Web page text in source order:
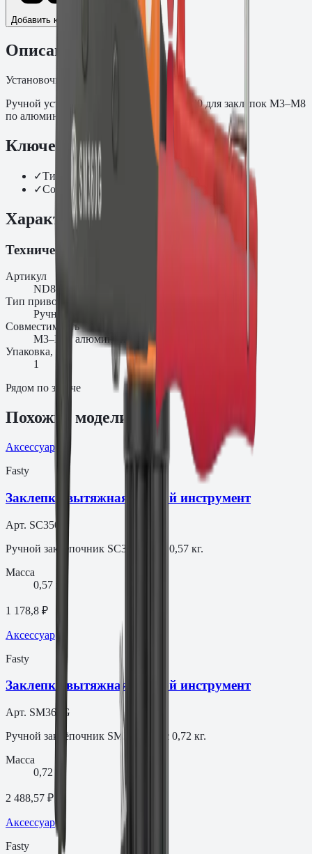
Добавить к сравнению
Описание
Установочный инструмент
Ручной установочный инструмент ND80 для заклепок M3–M8
по алюминию.
Ключевые преимущества
✓Тип привода: ручной
✓Совместимость: M3–M8, алюминий
Характеристики
Технические характеристики
Артикул
ND80
Тип привода
Ручной
Совместимость
M3–M8, алюминий
Упаковка, шт.
1
Рядом по задаче
Похожие модели
Аксессуар
Fasty
Заклепка вытяжная Ручной инструмент
Арт. SC350B
Ручной заклёпочник SC350B, вес 0,57 кг.
Масса
0,57 кг
1 178,8 ₽
Аксессуар
Fasty
Заклепка вытяжная Ручной инструмент
Арт. SM360G
Ручной заклёпочник SM360G, вес 0,72 кг.
Масса
0,72 кг
2 488,57 ₽
Аксессуар
Fasty